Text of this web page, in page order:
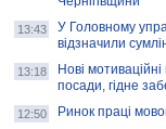
13:43
У Головному
відзначили
13:18
Нові
посади, гідне
12:50 Ринок праці